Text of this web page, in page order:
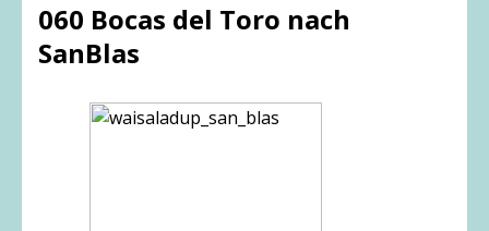
060 Bocas del Toro nach
SanBlas